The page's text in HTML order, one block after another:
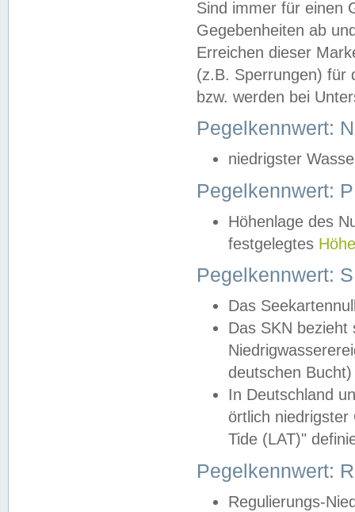
Sind immer für einen
Gegebenheiten ab
Erreichen dieser
(z.B. Sperrungen) für
bzw. werden bei
Pegelkennwert:
niedrigster
Pegelkennwert:
Höhenlage des
festgelegtes
Pegelkennwert:
Das
Das SKN
deutschen
In Deutschland
örtlich
Tide (LAT)"
Pegelkennwert:
Regulierungs-